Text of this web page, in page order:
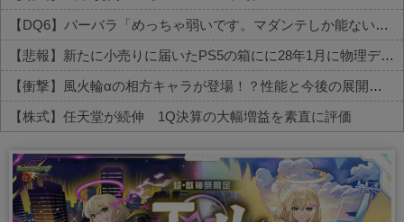
【DQ6】バーバラ「めっちゃ弱いです。マダンテしか能ないです。竜かもしれません。」←こいつが人気ある理由
【悲報】新たに小売りに届いたPS5の箱にに28年1月に物理ディスク終了しますとの記載が入る
【衝撃】風火輪αの相方キャラが登場！？性能と今後の展開がこちら
【株式】任天堂が続伸 1Q決算の大幅増益を素直に評価
Powered by livedoor 相互RSS